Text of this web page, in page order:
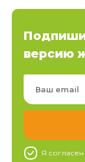
версию
Я